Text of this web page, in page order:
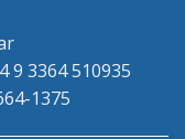
9 3364 510935
1375